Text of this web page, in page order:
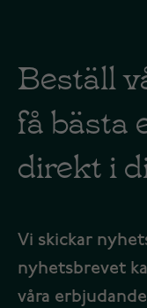
Beställ
få bästa
direkt i
Vi skickar
nyhetsbrevet
våra